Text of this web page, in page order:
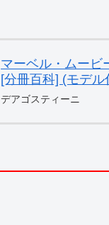
マーベル・ムービ
[分冊百科] (モデル
デアゴスティーニ